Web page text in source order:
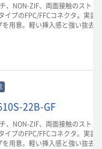
、NON-ZIF、両面接触のストレ
イプのFPC/FFCコネクタ。実装
を用意。軽い挿入感と強い抜去
22B-GF
、NON-ZIF、両面接触のストレ
イプのFPC/FFCコネクタ。実装
を用意。軽い挿入感と強い抜去